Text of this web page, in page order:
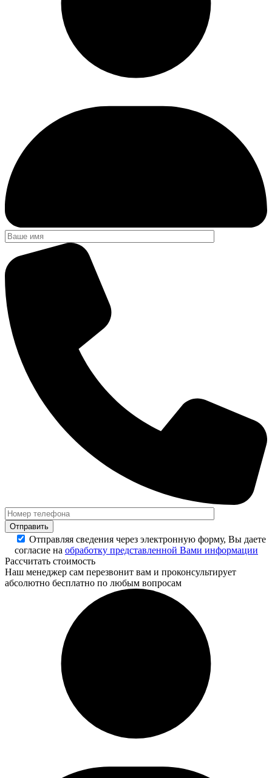
Отправляя сведения через электронную форму, Вы даете
согласие на обработку представленной Вами информации
Рассчитать стоимость
Наш менеджер сам перезвонит вам и проконсультирует
абсолютно бесплатно по любым вопросам